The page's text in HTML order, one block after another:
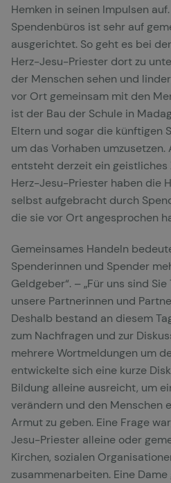
Hemken in seinen Impulsen
Spendenbüros ist sehr auf
ausgerichtet. So geht es bei
Herz-Jesu-Priester dort zu
der Menschen sehen und
vor Ort gemeinsam mit den
ist der Bau der Schule in
Eltern und sogar die künftigen
um das Vorhaben
entsteht derzeit ein geistliches
Herz-Jesu-Priester haben die
selbst aufgebracht durch
die sie vor Ort angesprochen
Gemeinsames Handeln
Spenderinnen und Spender
Geldgeber“. – „Für uns sind
unsere Partnerinnen und
Deshalb bestand an diesem
zum Nachfragen und zur
mehrere Wortmeldungen um
entwickelte sich eine kurze
Bildung alleine ausreicht, um
verändern und den Menschen
Armut zu geben. Eine Frage
Jesu-Priester alleine oder
Kirchen, sozialen
zusammenarbeiten. Eine